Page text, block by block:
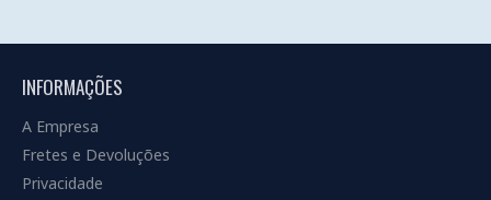
INFORMAÇÕES
A Empresa
Fretes e Devoluções
Privacidade